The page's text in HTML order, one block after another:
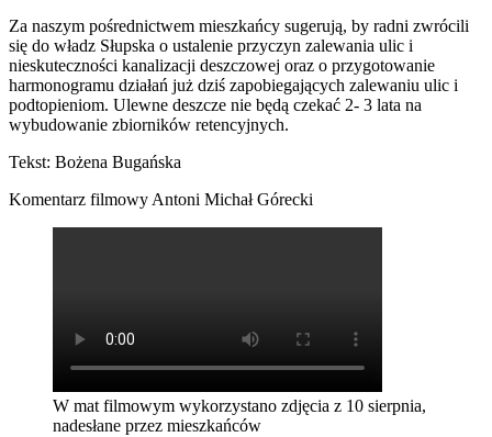
Za naszym pośrednictwem mieszkańcy sugerują, by radni zwrócili
się do władz Słupska o ustalenie przyczyn zalewania ulic i
nieskuteczności kanalizacji deszczowej oraz o przygotowanie
harmonogramu działań już dziś zapobiegających zalewaniu ulic i
podtopieniom. Ulewne deszcze nie będą czekać 2- 3 lata na
wybudowanie zbiorników retencyjnych.
Tekst: Bożena Bugańska
Komentarz filmowy Antoni Michał Górecki
W mat filmowym wykorzystano zdjęcia z 10 sierpnia,
nadesłane przez mieszkańców